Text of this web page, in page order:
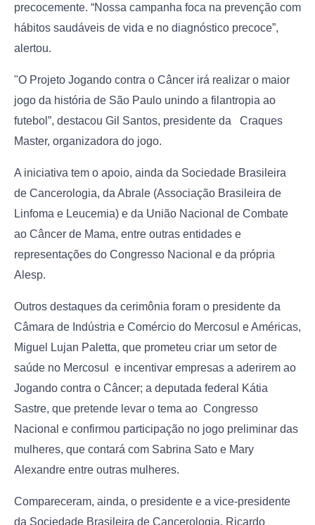
precocemente. “Nossa campanha foca na prevenção com
hábitos saudáveis de vida e no diagnóstico precoce”,
alertou.
"O Projeto Jogando contra o Câncer irá realizar o maior
jogo da história de São Paulo unindo a filantropia ao
futebol”, destacou Gil Santos, presidente da Craques
Master, organizadora do jogo.
A iniciativa tem o apoio, ainda da Sociedade Brasileira
de Cancerologia, da Abrale (Associação Brasileira de
Linfoma e Leucemia) e da União Nacional de Combate
ao Câncer de Mama, entre outras entidades e
representações do Congresso Nacional e da própria
Alesp.
Outros destaques da cerimônia foram o presidente da
Câmara de Indústria e Comércio do Mercosul e Américas,
Miguel Lujan Paletta, que prometeu criar um setor de
saúde no Mercosul e incentivar empresas a aderirem ao
Jogando contra o Câncer; a deputada federal Kátia
Sastre, que pretende levar o tema ao Congresso
Nacional e confirmou participação no jogo preliminar das
mulheres, que contará com Sabrina Sato e Mary
Alexandre entre outras mulheres.
Compareceram, ainda, o presidente e a vice-presidente
da Sociedade Brasileira de Cancerologia, Ricardo